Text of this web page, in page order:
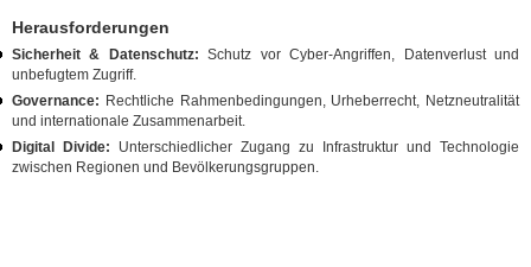
Herausforderungen
Sicherheit & Datenschutz: Schutz vor Cyber‑Angriffen, Datenverlust und
unbefugtem Zugriff.
Governance: Rechtliche Rahmenbedingungen, Urheberrecht, Netzneutralität
und internationale Zusammenarbeit.
Digital Divide: Unterschiedlicher Zugang zu Infrastruktur und Technologie
zwischen Regionen und Bevölkerungsgruppen.